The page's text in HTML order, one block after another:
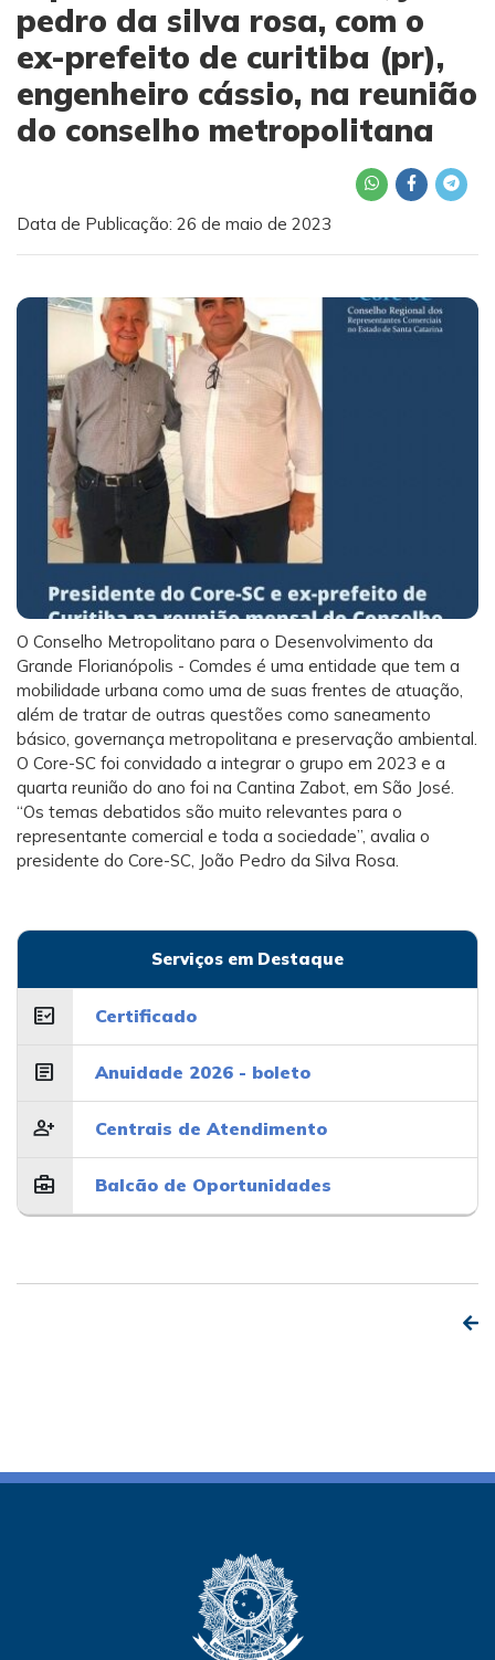
pedro da silva rosa, com o
ex-prefeito de curitiba (pr),
engenheiro cássio, na reunião
do conselho metropolitana
Data de Publicação: 26 de maio de 2023
O Conselho Metropolitano para o Desenvolvimento da
Grande Florianópolis - Comdes é uma entidade que tem a
mobilidade urbana como uma de suas frentes de atuação,
além de tratar de outras questões como saneamento
básico, governança metropolitana e preservação ambiental.
O Core-SC foi convidado a integrar o grupo em 2023 e a
quarta reunião do ano foi na Cantina Zabot, em São José.
“Os temas debatidos são muito relevantes para o
representante comercial e toda a sociedade”, avalia o
presidente do Core-SC, João Pedro da Silva Rosa.
Serviços em Destaque
fact_check Certificado
article Anuidade 2026 - boleto
person_add Centrais de Atendimento
business_center Balcão de Oportunidades